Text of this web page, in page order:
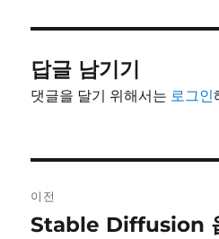
답글 남기기
댓글을 달기 위해서는 로그인
내
이전
이
Stable Diffusion